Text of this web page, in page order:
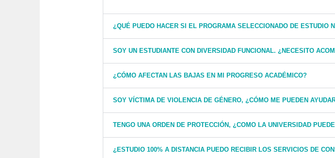
¿QUÉ PUEDO HACER SI EL PROGRAMA SELECCIONADO DE ESTUDIO
SOY UN ESTUDIANTE CON DIVERSIDAD FUNCIONAL. ¿NECESITO
¿CÓMO AFECTAN LAS BAJAS EN MI PROGRESO ACADÉMICO?
SOY VÍCTIMA DE VIOLENCIA DE GÉNERO, ¿CÓMO ME PUEDEN
TENGO UNA ORDEN DE PROTECCIÓN, ¿COMO LA UNIVERSIDAD
¿ESTUDIO 100% A DISTANCIA PUEDO RECIBIR LOS SERVICIOS DE